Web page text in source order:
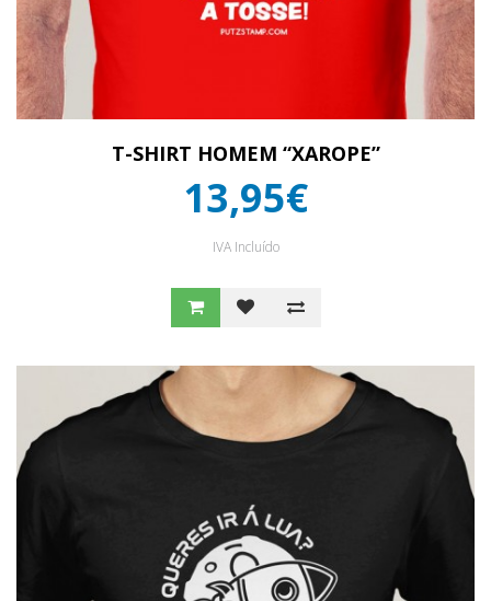
T-SHIRT HOMEM “XAROPE”
13,95€
IVA Incluído